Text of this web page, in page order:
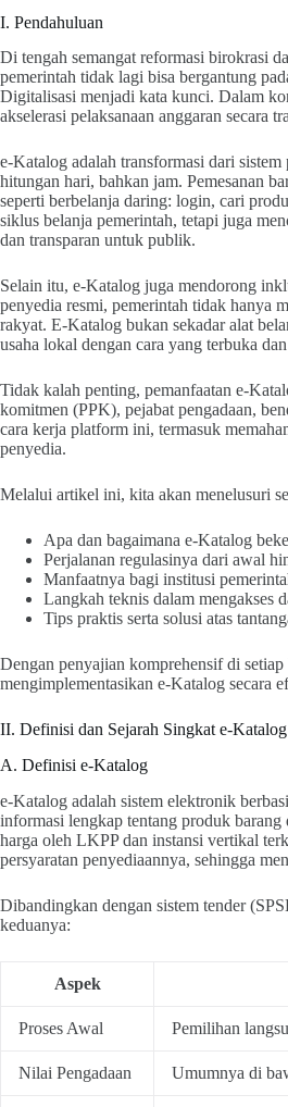
I. Pendahuluan
Di tengah semangat reformasi birokrasi
pemerintah tidak lagi bisa bergantung
Digitalisasi menjadi kata kunci. Dalam
akselerasi pelaksanaan anggaran secara
e-Katalog adalah transformasi dari
hitungan hari, bahkan jam. Pemesanan
seperti berbelanja daring: login, cari
siklus belanja pemerintah, tetapi juga
dan transparan untuk publik.
Selain itu, e-Katalog juga mendorong
penyedia resmi, pemerintah tidak hanya
rakyat. E-Katalog bukan sekadar alat
usaha lokal dengan cara yang terbuka
Tidak kalah penting, pemanfaatan e-
komitmen (PPK), pejabat pengadaan,
cara kerja platform ini, termasuk
penyedia.
Melalui artikel ini, kita akan menelusuri
Apa dan bagaimana e-Katalog
Perjalanan regulasinya dari awal
Manfaatnya bagi institusi
Langkah teknis dalam mengakses
Tips praktis serta solusi atas
Dengan penyajian komprehensif di
mengimplementasikan e-Katalog secara
II. Definisi dan Sejarah Singkat e‑Katalog
A. Definisi e-Katalog
e-Katalog adalah sistem elektronik
informasi lengkap tentang produk barang
harga oleh LKPP dan instansi vertikal
persyaratan penyediaannya, sehingga
Dibandingkan dengan sistem tender
keduanya:
Aspek
Proses Awal Pemilihan
Nilai Pengadaan Umumnya di